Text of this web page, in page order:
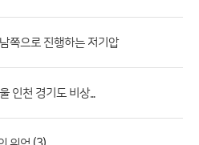
쪽으로 진행하는 저기압
인천 경기도 비상...